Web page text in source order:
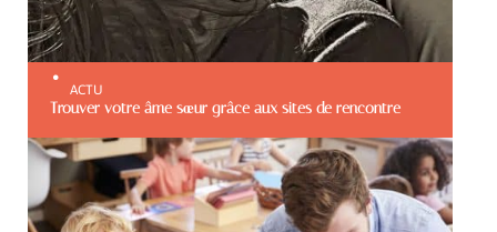
ACTU
Trouver votre âme sœur grâce aux sites de rencontre